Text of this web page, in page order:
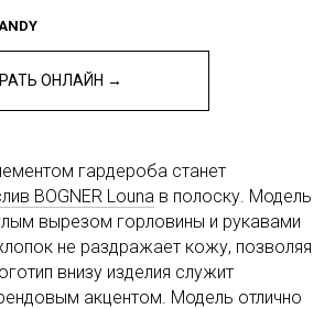
ОНЛАЙН →
гардероба станет
BOGNER Louna в полоску. Модель
вырезом горловины и рукавами
не раздражает кожу, позволяя
внизу изделия служит
акцентом. Модель отлично